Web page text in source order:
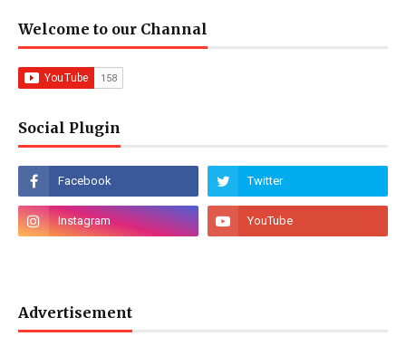
Welcome to our Channal
Social Plugin
Advertisement